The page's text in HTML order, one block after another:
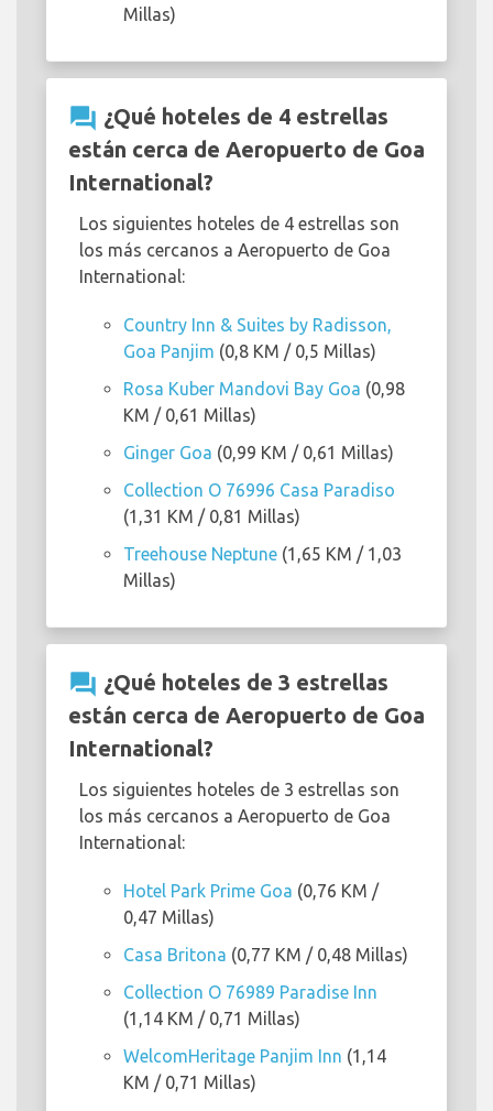
Millas)
question_answer ¿Qué hoteles de 4 estrellas
están cerca de Aeropuerto de Goa
International?
Los siguientes hoteles de 4 estrellas son
los más cercanos a Aeropuerto de Goa
International:
Country Inn & Suites by Radisson,
Goa Panjim (0,8 KM / 0,5 Millas)
Rosa Kuber Mandovi Bay Goa (0,98
KM / 0,61 Millas)
Ginger Goa (0,99 KM / 0,61 Millas)
Collection O 76996 Casa Paradiso
(1,31 KM / 0,81 Millas)
Treehouse Neptune (1,65 KM / 1,03
Millas)
question_answer ¿Qué hoteles de 3 estrellas
están cerca de Aeropuerto de Goa
International?
Los siguientes hoteles de 3 estrellas son
los más cercanos a Aeropuerto de Goa
International:
Hotel Park Prime Goa (0,76 KM /
0,47 Millas)
Casa Britona (0,77 KM / 0,48 Millas)
Collection O 76989 Paradise Inn
(1,14 KM / 0,71 Millas)
WelcomHeritage Panjim Inn (1,14
KM / 0,71 Millas)